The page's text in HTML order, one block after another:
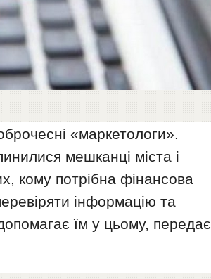
«маркетологи».
мешканці міста і
кому потрібна фінансова
інформацію та
їм у цьому, передає